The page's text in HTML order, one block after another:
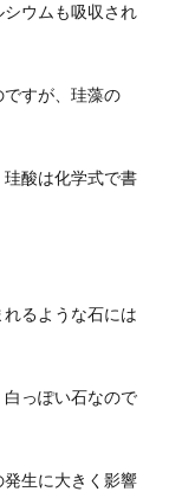
ウムも吸収され
すが、珪藻の
酸は化学式で書
るような石には
っぽい石なので
生に大きく影響